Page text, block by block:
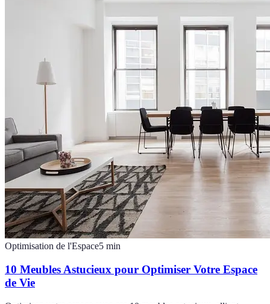
Optimisation de l'Espace5 min
10 Meubles Astucieux pour Optimiser Votre Espace
de Vie